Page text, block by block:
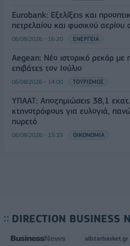
Eurobank: Εξελίξεις και
πετρελαίου και φυσικού
06/08/2026 - 16:20 ΕΝΕΡΓΕΙΑ
Aegean: Νέο ιστορικό ρεκόρ
επιβάτες τον Ιούλιο
06/08/2026 - 14:00 ΤΟΥΡΙΣΜΟΣ
ΥΠΑΑΤ: Αποζημιώσεις 38,1
κτηνοτρόφους για ευλογιά,
πυρετό
06/08/2026 - 15:33 ΟΙΚΟΝΟΜΙΑ
DIRECTION BUSINESS
allstarbasket.gr